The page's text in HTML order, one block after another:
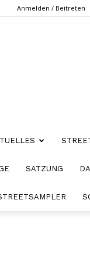
Anmelden / Beitreten
SATZUNG